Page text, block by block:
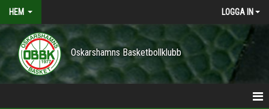
HEM LOGGA IN
Oskarshamns Basketbollklubb